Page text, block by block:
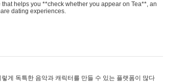
helps you **check whether you appear on Tea**, an
dating experiences.
게 독특한 음악과 캐릭터를 만들 수 있는 플랫폼이 많다